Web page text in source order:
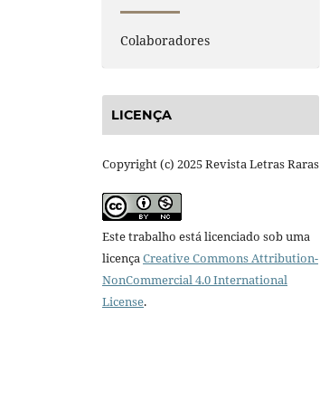
Colaboradores
LICENÇA
Copyright (c) 2025 Revista Letras Raras
Este trabalho está licenciado sob uma
licençaCreative Commons Attribution-
NonCommercial 4.0 International
License.